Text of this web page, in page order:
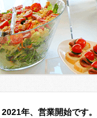
2021年、営業開始です